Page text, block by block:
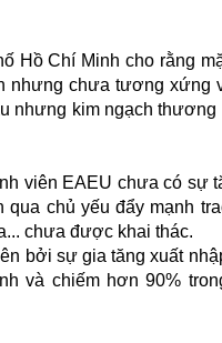
Hồ Chí Minh cho rằng
nhưng chưa tương xứng
nhưng kim ngạch
viên EAEU chưa có sự
chủ yếu đẩy mạnh
chưa được khai thác.
bởi sự gia tăng xuất
và chiếm hơn 90%